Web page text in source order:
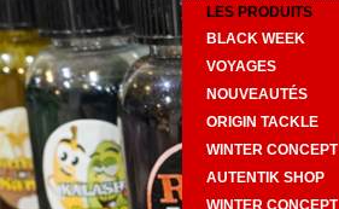
LES PRODUITS
BLACK WEEK
VOYAGES
NOUVEAUTÉS
ORIGIN TACKLE
WINTER CONCEPT
AUTENTIK SHOP
WINTER CONCEPT